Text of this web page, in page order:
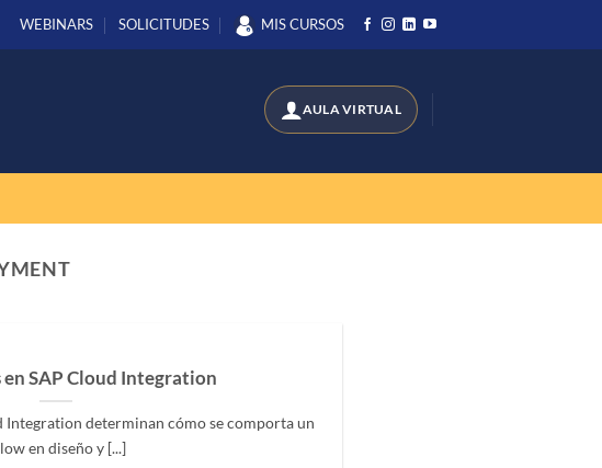
WEBINARS SOLICITUDES MIS CURSOS
SAP Cloud Integration
Integration determinan cómo se comporta un
en diseño y [...]